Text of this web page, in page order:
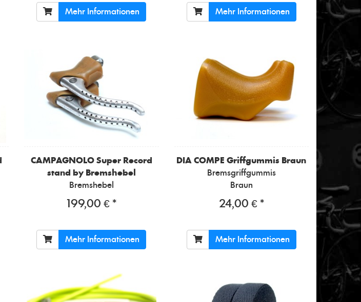
Mehr Informationen Mehr Informationen
CAMPAGNOLO Super Record
stand by Bremshebel
Bremshebel
199,00 € *
Mehr Informationen
DIA COMPE Griffgummis Braun
Bremsgriffgummis
Braun
24,00 € *
Mehr Informationen